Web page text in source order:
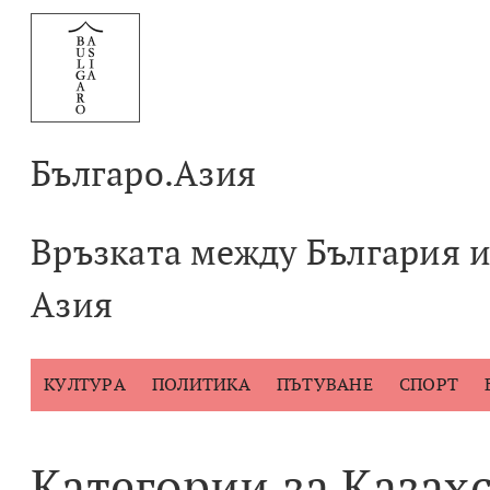
Към
съдържанието
Българо.Азия
Връзката между България и
Азия
КУЛТУРА ПОЛИТИКА ПЪТУВАНЕ СПОРТ